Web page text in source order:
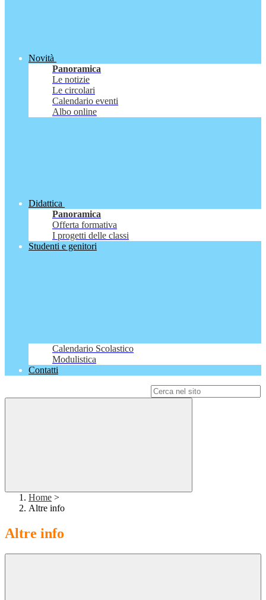
Novità
Panoramica
Le notizie
Le circolari
Calendario eventi
Albo online
Didattica
Panoramica
Offerta formativa
I progetti delle classi
Studenti e genitori
Calendario Scolastico
Modulistica
Contatti
Home >
Altre info
Altre info